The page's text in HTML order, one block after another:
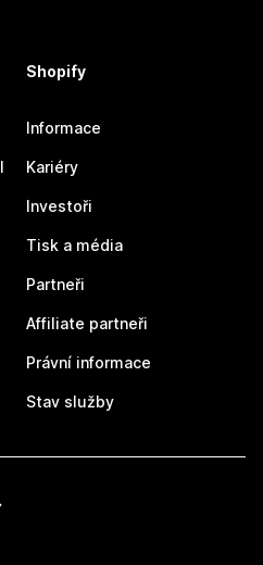
Shopify
Informace
Kariéry
Investoři
Tisk a média
Partneři
Affiliate partneři
Právní informace
Stav služby